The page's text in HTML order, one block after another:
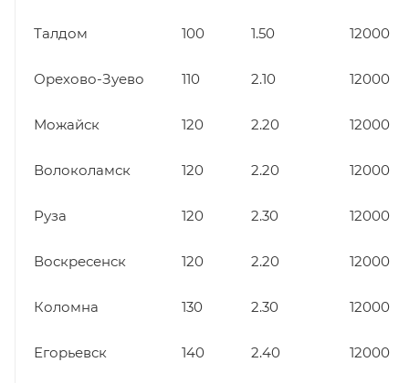
Талдом 100 1.50 12000
Орехово-Зуево 110 2.10 12000
Можайск 120 2.20 12000
Волоколамск 120 2.20 12000
Руза 120 2.30 12000
Воскресенск 120 2.20 12000
Коломна 130 2.30 12000
Егорьевск 140 2.40 12000